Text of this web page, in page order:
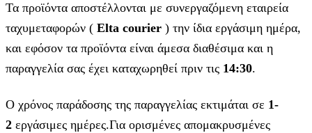
Τα προϊόντα αποστέλλονται με συνεργαζόμενη εταιρεία
ταχυμεταφορών ( Elta courier ) την ίδια εργάσιμη ημέρα,
και εφόσον τα προϊόντα είναι άμεσα διαθέσιμα και η
παραγγελία σας έχει καταχωρηθεί πριν τις 14:30.
Ο χρόνος παράδοσης της παραγγελίας εκτιμάται σε 1-
2 εργάσιμες ημέρες.Για ορισμένες απομακρυσμένες